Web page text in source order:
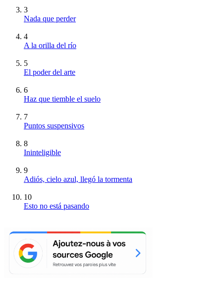
3
Nada que perder
4
A la orilla del río
5
El poder del arte
6
Haz que tiemble el suelo
7
Puntos suspensivos
8
Ininteligible
9
Adiós, cielo azul, llegó la tormenta
10
Esto no está pasando